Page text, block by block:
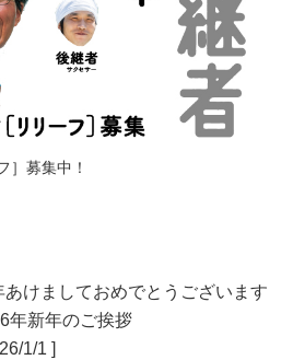
］募集中！
あけましておめでとうございます
年新年のご挨拶
1/1 ]